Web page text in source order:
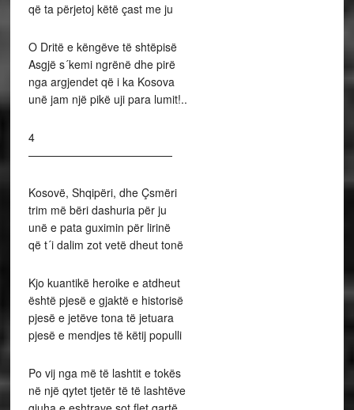
që ta përjetoj këtë çast me ju
O Dritë e këngëve të shtëpisë
Asgjë s´kemi ngrënë dhe pirë
nga argjendet që i ka Kosova
unë jam një pikë uji para lumit!..
4
—————————————
Kosovë, Shqipëri, dhe Çsmëri
trim më bëri dashuria për ju
unë e pata guximin për lirinë
që t´i dalim zot vetë dheut tonë
Kjo kuantikë heroike e atdheut
është pjesë e gjaktë e historisë
pjesë e jetëve tona të jetuara
pjesë e mendjes të këtij populli
Po vij nga më të lashtit e tokës
në një qytet tjetër të të lashtëve